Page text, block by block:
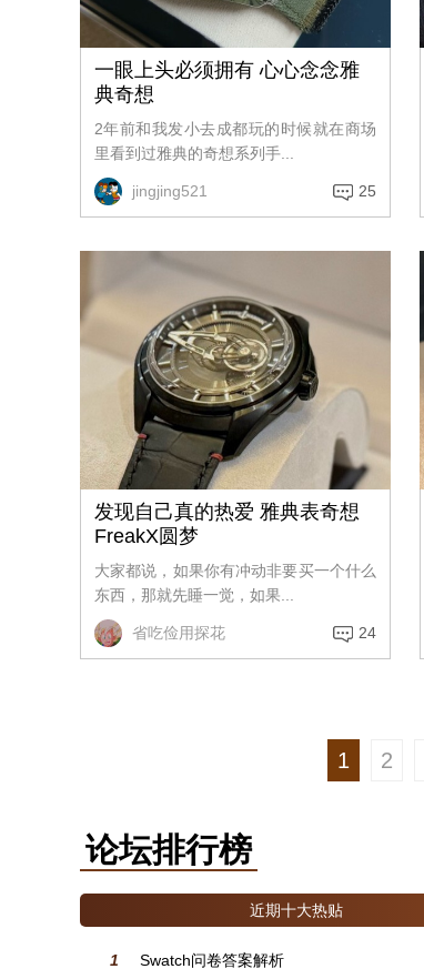
一眼上头必须拥有 心心念念雅
典奇想
2年前和我发小去成都玩的时候就在商场
里看到过雅典的奇想系列手...
jingjing521 25
发现自己真的热爱 雅典表奇想
FreakX圆梦
大家都说，如果你有冲动非要买一个什么
东西，那就先睡一觉，如果...
省吃俭用探花 24
1 2
论坛排行榜
近期十大热贴
1 Swatch问卷答案解析